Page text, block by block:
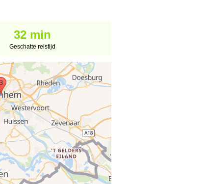
32 min
Geschatte reistijd